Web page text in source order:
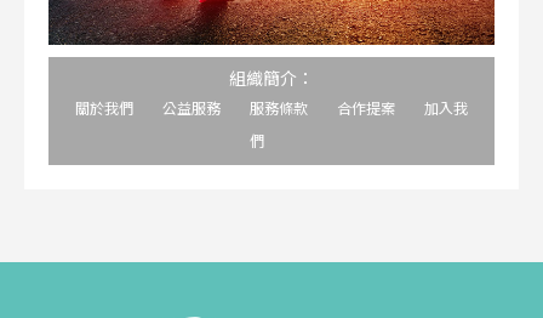
組織簡介：
關於我們 公益服務 服務條款 合作提案
加入我
們